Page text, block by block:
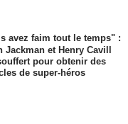
avez faim tout le temps" :
Jackman et Henry Cavill
pour obtenir des
de super-héros